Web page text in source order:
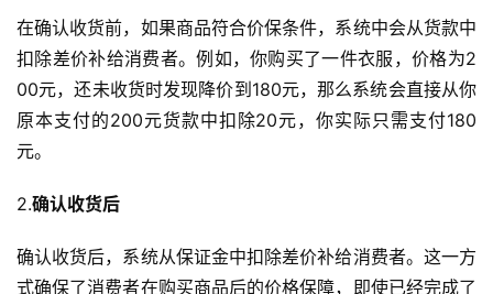
在确认收货前，如果商品符合价保条件，系统中会从货款中
扣除差价补给消费者。例如，你购买了一件衣服，价格为2
00元，还未收货时发现降价到180元，那么系统会直接从你
原本支付的200元货款中扣除20元，你实际只需支付180
元。
2.确认收货后
确认收货后，系统从保证金中扣除差价补给消费者。这一方
式确保了消费者在购买商品后的价格保障，即使已经完成了